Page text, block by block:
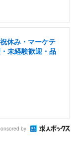
休み・マーケテ
未経験歓迎・品
by